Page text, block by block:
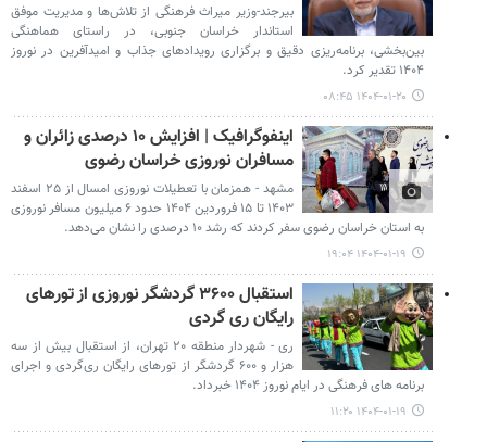
بیرجند-وزیر میراث فرهنگی از تلاش‌ها و مدیریت موفق
استاندار خراسان جنوبی، در راستای هماهنگی
بین‌بخشی، برنامه‌ریزی دقیق و برگزاری رویدادهای جذاب و امیدآفرین در نوروز
۱۴۰۴ تقدیر کرد.
۱۴۰۴-۰۱-۲۰ ۰۸:۴۵
اینفوگرافیک | افزایش ۱۰ درصدی زائران و
مسافران نوروزی خراسان رضوی
مشهد - همزمان با تعطیلات نوروزی امسال از ۲۵ اسفند
۱۴۰۳ تا ۱۵ فروردین ۱۴۰۴ حدود ۶ میلیون مسافر نوروزی
به استان خراسان رضوی سفر کردند که رشد ۱۰ درصدی را نشان می‌دهد.
۱۴۰۴-۰۱-۱۹ ۱۹:۰۴
استقبال ۳۶۰۰ گردشگر نوروزی از تورهای
رایگان ری گردی
ری - شهردار منطقه ۲۰ تهران، از استقبال بیش از سه
هزار و ۶۰۰ گردشگر از تورهای رایگان ری‌گردی و اجرای
برنامه های فرهنگی در ایام نوروز ۱۴۰۴ خبرداد.
۱۴۰۴-۰۱-۱۹ ۱۱:۲۰